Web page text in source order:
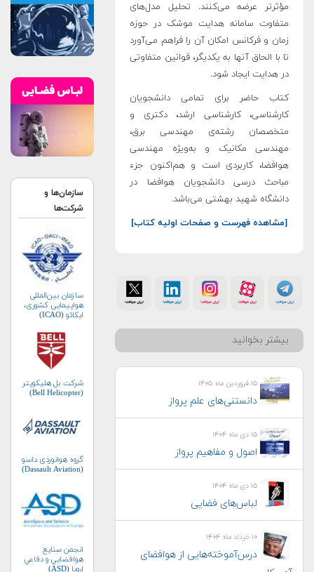
مؤثرتر عرضه می‌کنند. تحلیل مدل‌های
متفاوت سامانه هدایت موشک در حوزه
زمان و فرکانس امکان آن را فراهم می‌آورد
تا با الحاق آنها به یکدیگر، قوانین متفاوتی
در هدایت ایجاد شود.
کتاب حاضر برای تمامی دانشجویان
کارشناسی، کارشناسی ارشد، دکتری و
متخصصان رشته‌ی مهندسی برق،
مهندسی مکانیک و به‌ویژه مهندسی
هوافضا، کاربردی است و هم‌اکنون جزء
مباحث درسی دانشجویان هوافضا در
دانشگاه شهید بهشتی می‌باشد.
[مشاهده فهرست و صفحات اولیه کتاب]
بیشتر بخوانید
۱۵ فروردین ماه ۱۴۰۵
دانستنی‌های علم پرواز
۱۵ دی ماه ۱۴۰۴
اصول و مفاهیم پرواز
۱۵ دی ماه ۱۴۰۴
لباس‌های فضایی
۱۰ خرداد ماه ۱۴۰۴
درس‌آموخته‌هایی از هوافضای
سازمان‌ها و
شرکت‌ها
سازمان بین‌المللی
هواپیمایی کشوری،
ایکائو (ICAO)
شرکت بل هلیکوپتر
(Bell Helicopter)
گروه هوانوردی داسو
(Dassault Aviation)
انجمن صنايع
هوافضايي و دفاعي
اروپا (ASD)